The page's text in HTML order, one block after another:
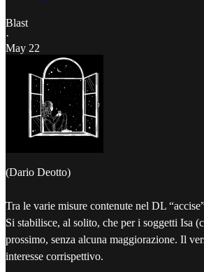
Blast
·
May 22
(Dario Deotto)
Tra le varie misure contenute nel DL
Si stabilisce, al solito, che per i soggetti Isa
prossimo, senza alcuna maggiorazione. Il
interesse corrispettivo.